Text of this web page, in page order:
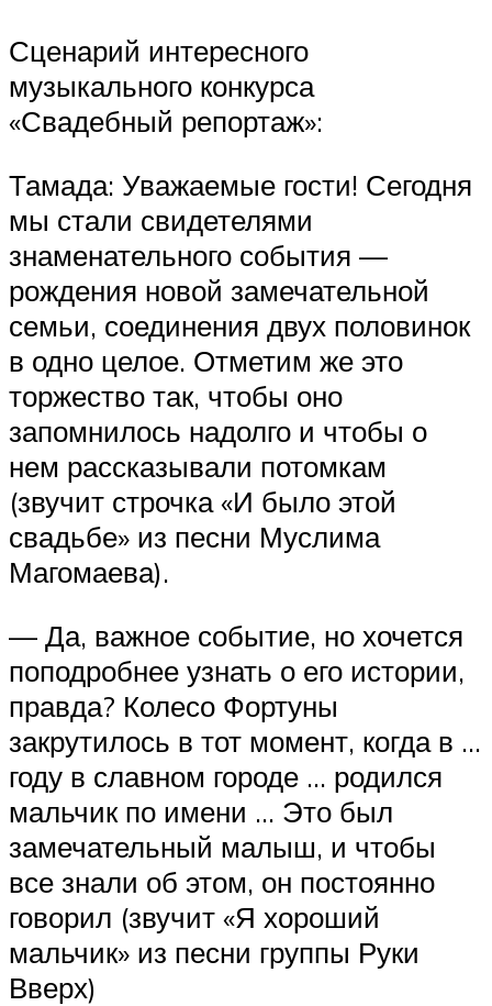
Сценарий интересного
музыкального конкурса
«Свадебный репортаж»:
Тамада: Уважаемые гости! Сегодня
мы стали свидетелями
знаменательного события —
рождения новой замечательной
семьи, соединения двух половинок
в одно целое. Отметим же это
торжество так, чтобы оно
запомнилось надолго и чтобы о
нем рассказывали потомкам
(звучит строчка «И было этой
свадьбе» из песни Муслима
Магомаева).
— Да, важное событие, но хочется
поподробнее узнать о его истории,
правда? Колесо Фортуны
закрутилось в тот момент, когда в …
году в славном городе … родился
мальчик по имени … Это был
замечательный малыш, и чтобы
все знали об этом, он постоянно
говорил (звучит «Я хороший
мальчик» из песни группы Руки
Вверх)